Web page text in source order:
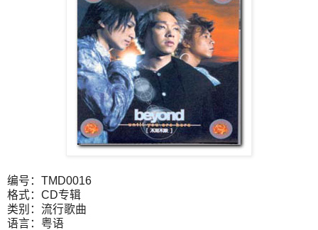
编号：TMD0016
格式：CD专辑
类别：流行歌曲
语言：粤语